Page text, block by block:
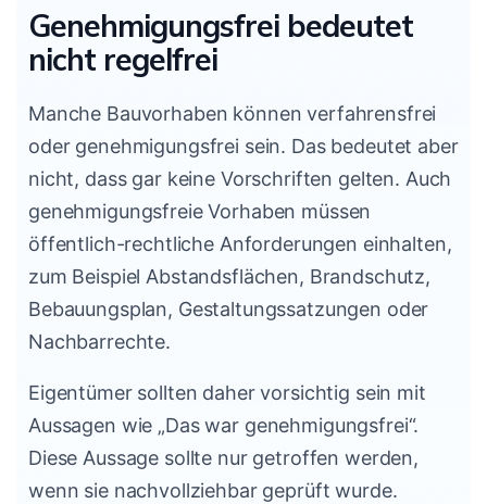
Genehmigungsfrei bedeutet
nicht regelfrei
Manche Bauvorhaben können verfahrensfrei
oder genehmigungsfrei sein. Das bedeutet aber
nicht, dass gar keine Vorschriften gelten. Auch
genehmigungsfreie Vorhaben müssen
öffentlich-rechtliche Anforderungen einhalten,
zum Beispiel Abstandsflächen, Brandschutz,
Bebauungsplan, Gestaltungssatzungen oder
Nachbarrechte.
Eigentümer sollten daher vorsichtig sein mit
Aussagen wie „Das war genehmigungsfrei“.
Diese Aussage sollte nur getroffen werden,
wenn sie nachvollziehbar geprüft wurde.